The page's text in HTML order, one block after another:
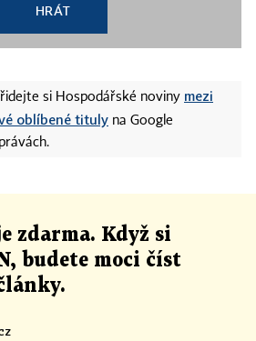
HRÁT
si Hospodářské noviny mezi
oblíbené tituly na Google
zdarma. Když si
budete moci číst
.